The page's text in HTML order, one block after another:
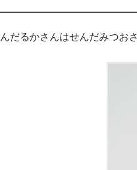
だるかさんはせんだみつお